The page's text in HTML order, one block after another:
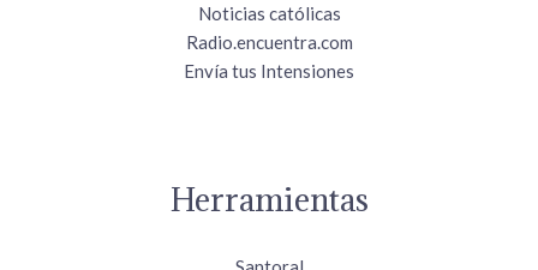
Noticias católicas
Radio.encuentra.com
Envía tus Intensiones
Herramientas